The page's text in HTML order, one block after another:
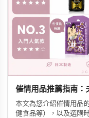
催情用品推薦指南：
本文為您介紹催情用品
健食品等），以及選購